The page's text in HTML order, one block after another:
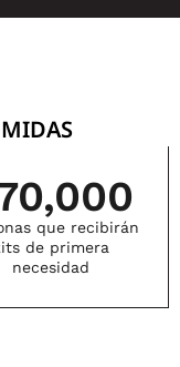
que recibirán
de primera
necesidad